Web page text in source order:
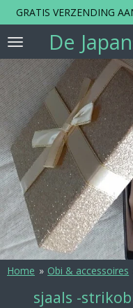
Ga
direct
naar
de
hoofdinhoud
De
GRATIS VERZENDING
Home » Obi & accessoires
sjaals -